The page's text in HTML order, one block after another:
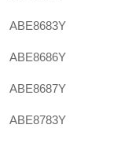
ABE8683Y
ABE8686Y
ABE8687Y
ABE8783Y